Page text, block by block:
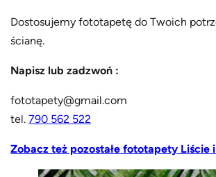
Dostosujemy fototapetę do Twoich
ścianę.
Napisz lub zadzwoń :
fototapety@gmail.com
tel.790 562 522
Zobacz też pozostałe fototapety Liście